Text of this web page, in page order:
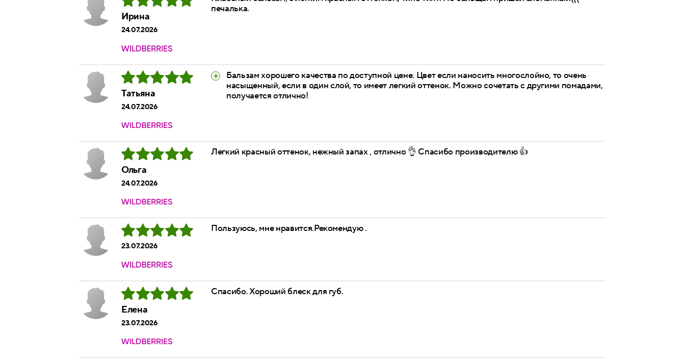
Ирина
24.07.2026
печалька.
Татьяна
24.07.2026
Бальзам хорошего качества по доступной цене. Цвет если наносить многослойно, то очень
насыщенный, если в один слой, то имеет легкий оттенок. Можно сочетать с другими помадами,
получается отлично!
Ольга
24.07.2026
Легкий красный оттенок, нежный запах , отлично 👌 Спасибо производителю 👍
23.07.2026
Пользуюсь, мне нравится.Рекомендую .
Елена
23.07.2026
Спасибо. Хороший блеск для губ.